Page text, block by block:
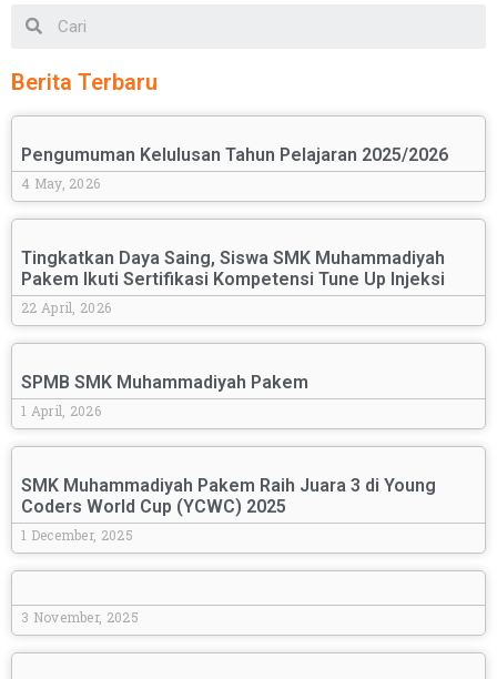
Berita Terbaru
Pengumuman Kelulusan Tahun Pelajaran 2025/2026
4 May, 2026
Tingkatkan Daya Saing, Siswa SMK Muhammadiyah
Pakem Ikuti Sertifikasi Kompetensi Tune Up Injeksi
22 April, 2026
SPMB SMK Muhammadiyah Pakem
1 April, 2026
SMK Muhammadiyah Pakem Raih Juara 3 di Young
Coders World Cup (YCWC) 2025
1 December, 2025
3 November, 2025